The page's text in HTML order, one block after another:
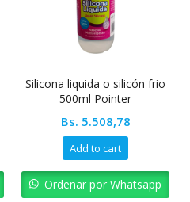
Silicona liquida o silicón frio
500ml Pointer
Bs. 5.508,78
Add to cart
Ordenar por Whatsapp